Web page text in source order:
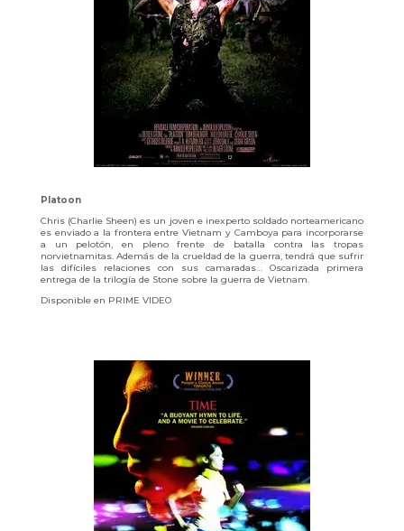
Platoon
Chris (Charlie Sheen) es un joven e inexperto soldado norteamericano
es enviado a la frontera entre Vietnam y Camboya para incorporarse
a un pelotón, en pleno frente de batalla contra las tropas
norvietnamitas. Además de la crueldad de la guerra, tendrá que sufrir
las difíciles relaciones con sus camaradas… Oscarizada primera
entrega de la trilogía de Stone sobre la guerra de Vietnam.
Disponible en PRIME VIDEO